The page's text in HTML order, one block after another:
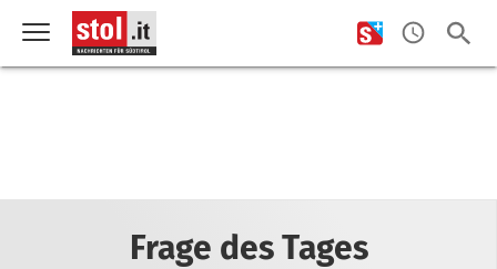
Frage des Tages